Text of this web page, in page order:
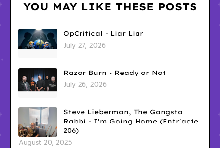
YOU MAY LIKE THESE POSTS
OpCritical - Liar Liar
July 27, 2026
Razor Burn - Ready or Not
July 26, 2026
Steve Lieberman, The Gangsta
Rabbi - I'm Going Home (Entr'acte
206)
August 20, 2025